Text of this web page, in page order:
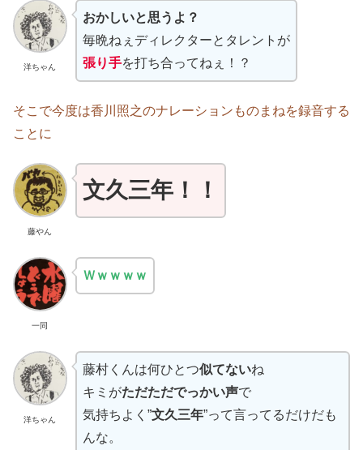
洋ちゃん
おかしいと思うよ？
毎晩ねぇディレクターとタレントが
張り手を打ち合ってねぇ！？
そこで今度は香川照之のナレーションものまねを録音する
ことに
藤やん
文久三年！！
一同
Ｗｗｗｗｗ
洋ちゃん
藤村くんは何ひとつ似てないね
キミがただただでっかい声で
気持ちよく”文久三年”って言ってるだけだも
んな。